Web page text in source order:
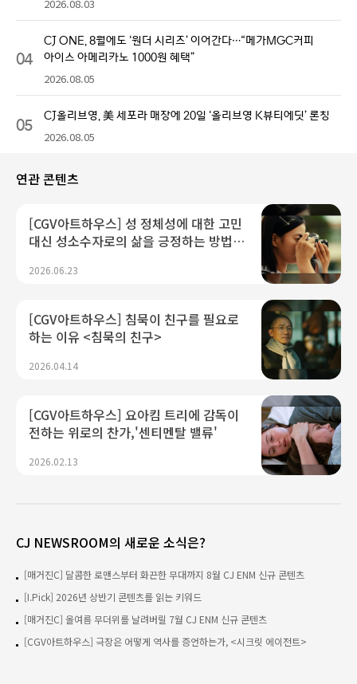
2026.08.03
04
CJ ONE, 8월에도 ‘원더 시리즈’ 이어간다…“메가MGC커피
아이스 아메리카노 1000원 혜택”
2026.08.05
05 CJ올리브영, 美 세포라 매장에 20일 ‘올리브영 K뷰티에딧’ 론칭
2026.08.05
연관 콘텐츠
[CGV아트하우스] 성 정체성에 대한 고민
대신 성소수자로의 삶을 긍정하는 방법,
2026.06.23
[CGV아트하우스] 침묵이 친구를 필요로
하는 이유 <침묵의 친구>
2026.04.14
[CGV아트하우스] 요아킴 트리에 감독이
전하는 위로의 찬가,'센티멘탈 밸류'
2026.02.13
CJ NEWSROOM의 새로운 소식은?
[매거진C] 달콤한 로맨스부터 화끈한 무대까지 8월 CJ ENM 신규 콘텐츠
[I.Pick] 2026년 상반기 콘텐츠를 읽는 키워드
[매거진C] 올여름 무더위를 날려버릴 7월 CJ ENM 신규 콘텐츠
[CGV아트하우스] 극장은 어떻게 역사를 증언하는가, <시크릿 에이전트>